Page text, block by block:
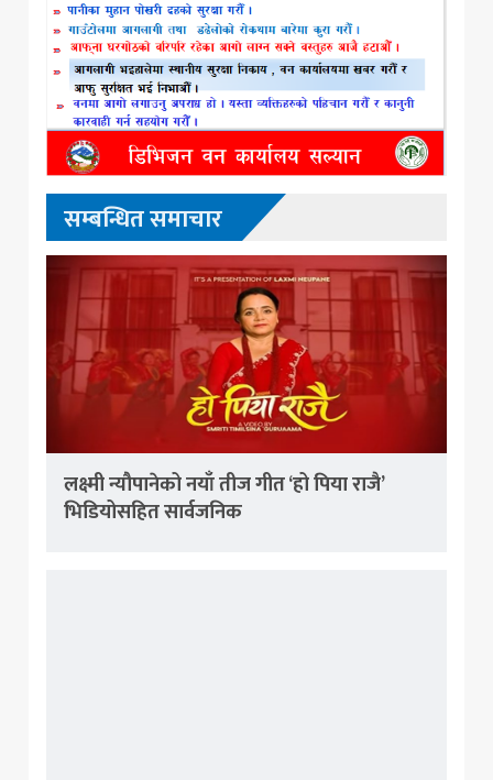
सम्बन्धित समाचार
लक्ष्मी न्यौपानेको नयाँ तीज गीत ‘हो पिया राजै’
भिडियोसहित सार्वजनिक